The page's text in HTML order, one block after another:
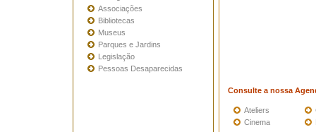
Associações
Bibliotecas
Museus
Parques e Jardins
Legislação
Pessoas Desaparecidas
Consulte a nossa
Ateliers
Cinema